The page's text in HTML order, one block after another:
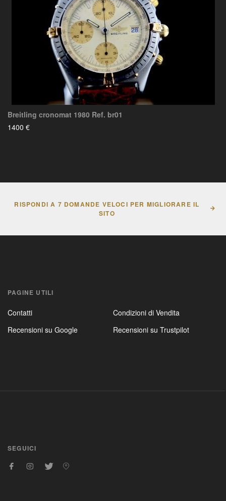
Breitling cronomat 1980 Ref. br01
1400 €
RISPONDI A 7 DOMANDE VELOCI PER MIGLIORARE IL
SITO
PAGINE UTILI
Contatti
Condizioni di Vendita
Recensioni su Google
Recensioni su Trustpilot
SEGUICI